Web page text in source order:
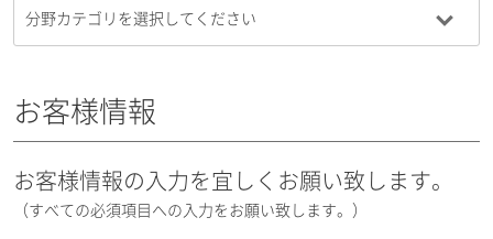
お客様情報
お客様情報の入力を宜しくお願い致します。
（すべての必須項目への入力をお願い致します。）